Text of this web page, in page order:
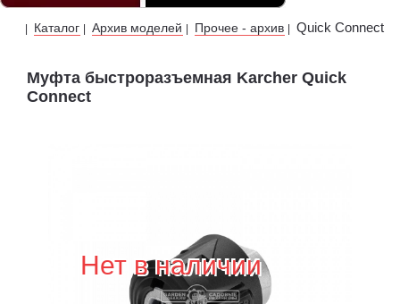
| Каталог | Архив моделей | Прочее - архив | Quick Connect
Муфта быстроразъемная Karcher Quick
Connect
Нет в наличии